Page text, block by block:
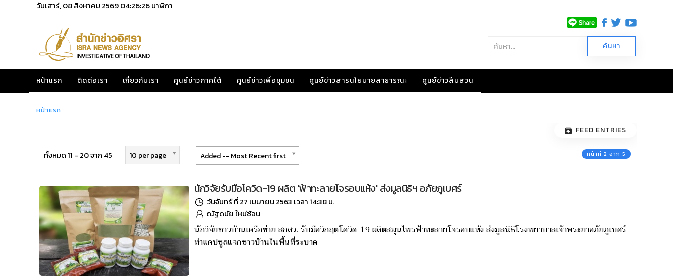
วันเสาร์, 08 สิงหาคม 256904:26:27นาฬิกา
หน้าแรก ติดต่อเรา เกี่ยวกับเรา ศูนย์ข่าวภาคใต้ ศูนย์ข่าวเพื่อชุมชน ศูนย์ข่าวสารนโยบายสาธารณะ ศูนย์ข่าวสืบสวน
หน้าแรก
FEED ENTRIES
ทั้งหมด 11 - 20 จาก 45 10 per page Added -- Most Recent first หน้าที่ 2 จาก 5
นักวิจัยรับมือโควิด-19 ผลิต 'ฟ้าทะลายโจรอบแห้ง' ส่งมูลนิธิฯ อภัยภูเบศร์
วันจันทร์ ที่ 27 เมษายน 2563 เวลา 14:38 น.
ณัฐดนัย ใหม่ซ้อน
นักวิจัยชาวบ้านเครือข่าย สกสว. รับมือวิกฤตโควิด-19 ผลิตสมุนไพรฟ้าทะลายโจรอบแห้ง ส่งมูลนิธิโรงพยาบาลเจ้าพระยาอภัยภูเบศร์
ทำแคปซูลแจกชาวบ้านในพื้นที่ระบาด